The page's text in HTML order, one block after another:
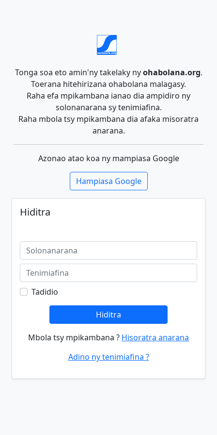
Tonga soa eto amin'ny takelaky nyohabolana.org.
Toerana hitehirizana ohabolana malagasy.
Raha efa mpikambana ianao dia ampidiro ny
solonanarana sy tenimiafina.
Raha mbola tsy mpikambana dia afaka misoratra
anarana.
Azonao atao koa ny mampiasa Google
Hampiasa Google
Hiditra
Tadidio
Hiditra
Mbola tsy mpikambana ? Hisoratra anarana
Adino ny tenimiafina ?